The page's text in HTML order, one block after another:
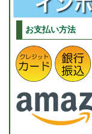
お支払い方法